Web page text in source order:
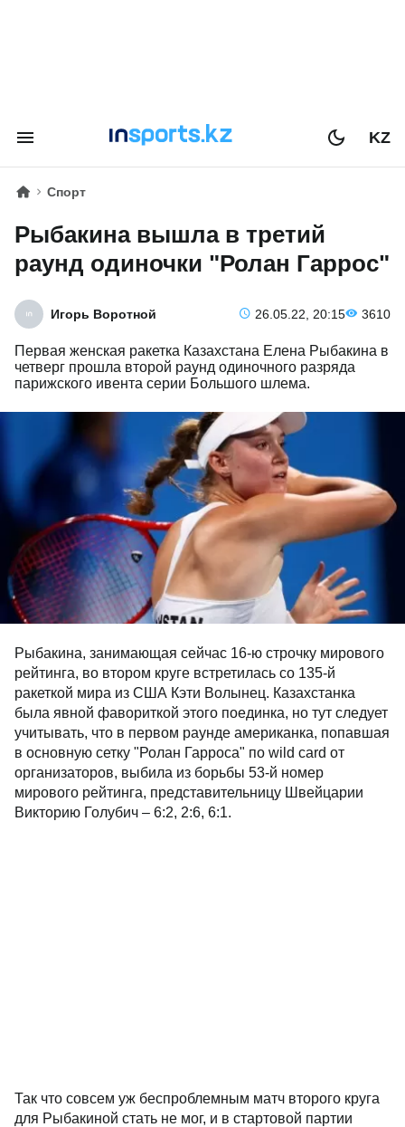
KZ
Спорт
Рыбакина вышла в третий
раунд одиночки "Ролан Гаррос"
Игорь Воротной 26.05.22, 20:15 3610
Первая женская ракетка Казахстана Елена Рыбакина в
четверг прошла второй раунд одиночного разряда
парижского ивента серии Большого шлема.
Рыбакина, занимающая сейчас 16-ю строчку мирового
рейтинга, во втором круге встретилась со 135-й
ракеткой мира из США Кэти Волынец. Казахстанка
была явной фавориткой этого поединка, но тут следует
учитывать, что в первом раунде американка, попавшая
в основную сетку "Ролан Гарроса" по wild card от
организаторов, выбила из борьбы 53-й номер
мирового рейтинга, представительницу Швейцарии
Викторию Голубич – 6:2, 2:6, 6:1.
Так что совсем уж беспроблемным матч второго круга
для Рыбакиной стать не мог, и в стартовой партии